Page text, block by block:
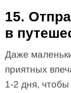
15.
в
Даже
приятных
1-2 дня,